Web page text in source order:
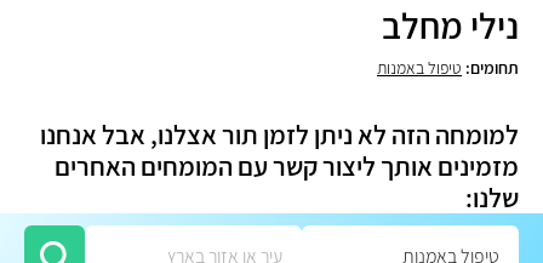
נילי מחלב
תחומים: טיפול באמנות
למומחה הזה לא ניתן לזמן תור אצלנו, אבל אנחנו
מזמינים אותך ליצור קשר עם המומחים האחרים
שלנו: